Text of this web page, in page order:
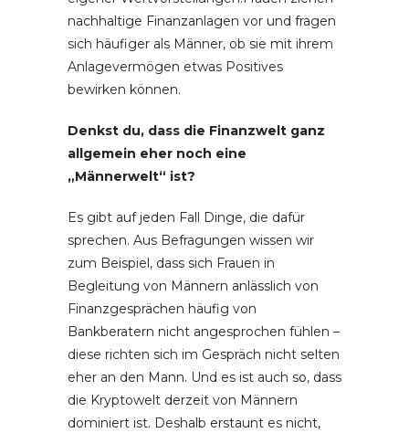
nachhaltige Finanzanlagen vor und fragen
sich häufiger als Männer, ob sie mit ihrem
Anlagevermögen etwas Positives
bewirken können.
Denkst du, dass die Finanzwelt ganz
allgemein eher noch eine
„Männerwelt“ ist?
Es gibt auf jeden Fall Dinge, die dafür
sprechen. Aus Befragungen wissen wir
zum Beispiel, dass sich Frauen in
Begleitung von Männern anlässlich von
Finanzgesprächen häufig von
Bankberatern nicht angesprochen fühlen –
diese richten sich im Gespräch nicht selten
eher an den Mann. Und es ist auch so, dass
die Kryptowelt derzeit von Männern
dominiert ist. Deshalb erstaunt es nicht,